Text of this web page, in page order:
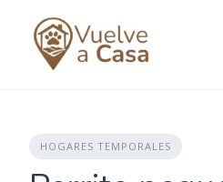
content
HOGARES TEMPORALES